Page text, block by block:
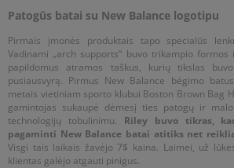
Patogūs batai su New Balance logotipu
Pirmais įmonės produktais tapo specialūs
Vadinami „arch supports“ buvo trikampio
papildomus atramos taškus, kurių tikslas
pusiausvyrą. Pirmus New Balance bėgimo
metais vietiniam sporto klubui Boston Brown Bag
gamintojas sukaupė dėmesį ties patogų ir
technologijų tobulinimu. Riley buvo tikras,
pagaminti New Balance batai atitiks net
Visgi tais laikais žavėjo 7$ kaina. Laimei, už
klientas galėjo atgauti pinigus.
apdirbimas iš aukščiausios kokybės
tobulu dizainu užtikrins kasdienį komfortą.
Užsidėk New Balance sportbačius ir
Įsitikink jau šiandien.